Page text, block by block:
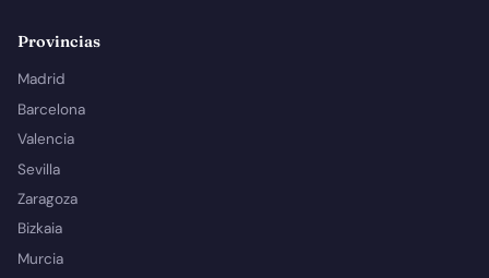
Provincias
Madrid
Barcelona
Valencia
Sevilla
Zaragoza
Bizkaia
Murcia